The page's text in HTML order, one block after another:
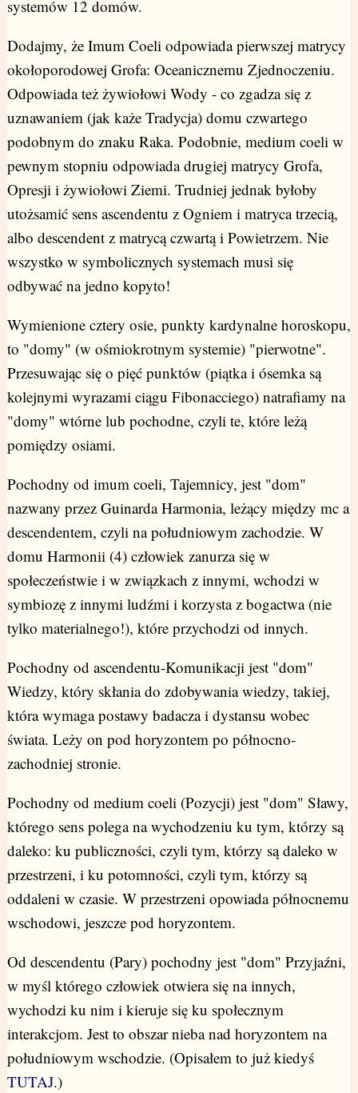
systemów 12 domów.
Dodajmy, że Imum Coeli odpowiada pierwszej matrycy
okołoporodowej Grofa: Oceanicznemu Zjednoczeniu.
Odpowiada też żywiołowi Wody - co zgadza się z
uznawaniem (jak każe Tradycja) domu czwartego
podobnym do znaku Raka. Podobnie, medium coeli w
pewnym stopniu odpowiada drugiej matrycy Grofa,
Opresji i żywiołowi Ziemi. Trudniej jednak byłoby
utożsamić sens ascendentu z Ogniem i matryca trzecią,
albo descendent z matrycą czwartą i Powietrzem. Nie
wszystko w symbolicznych systemach musi się
odbywać na jedno kopyto!
Wymienione cztery osie, punkty kardynalne horoskopu,
to "domy" (w ośmiokrotnym systemie) "pierwotne".
Przesuwając się o pięć punktów (piątka i ósemka są
kolejnymi wyrazami ciągu Fibonacciego) natrafiamy na
"domy" wtórne lub pochodne, czyli te, które leżą
pomiędzy osiami.
Pochodny od imum coeli, Tajemnicy, jest "dom"
nazwany przez Guinarda Harmonia, leżący między mc a
descendentem, czyli na południowym zachodzie. W
domu Harmonii (4) człowiek zanurza się w
społeczeństwie i w związkach z innymi, wchodzi w
symbiozę z innymi ludźmi i korzysta z bogactwa (nie
tylko materialnego!), które przychodzi od innych.
Pochodny od ascendentu-Komunikacji jest "dom"
Wiedzy, który skłania do zdobywania wiedzy, takiej,
która wymaga postawy badacza i dystansu wobec
świata. Leży on pod horyzontem po północno-
zachodniej stronie.
Pochodny od medium coeli (Pozycji) jest "dom" Sławy,
którego sens polega na wychodzeniu ku tym, którzy są
daleko: ku publiczności, czyli tym, którzy są daleko w
przestrzeni, i ku potomności, czyli tym, którzy są
oddaleni w czasie. W przestrzeni opowiada północnemu
wschodowi, jeszcze pod horyzontem.
Od descendentu (Pary) pochodny jest "dom" Przyjaźni,
w myśl którego człowiek otwiera się na innych,
wychodzi ku nim i kieruje się ku społecznym
interakcjom. Jest to obszar nieba nad horyzontem na
południowym wschodzie. (Opisałem to już kiedyś
TUTAJ.)